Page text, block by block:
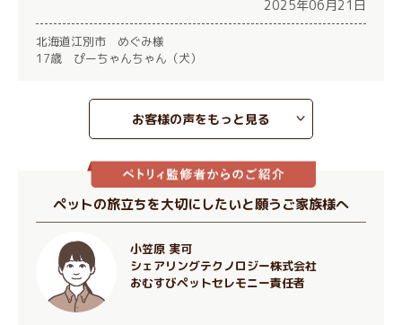
2025年06月21日
北海道江別市 めぐみ様
17歳 ぴーちゃんちゃん（犬）
お客様の声をもっと見る
ペットの旅立ちを大切にしたいと願うご家族様へ
小笠原 実可
シェアリングテクノロジー株式会社
おむすびペットセレモニー責任者